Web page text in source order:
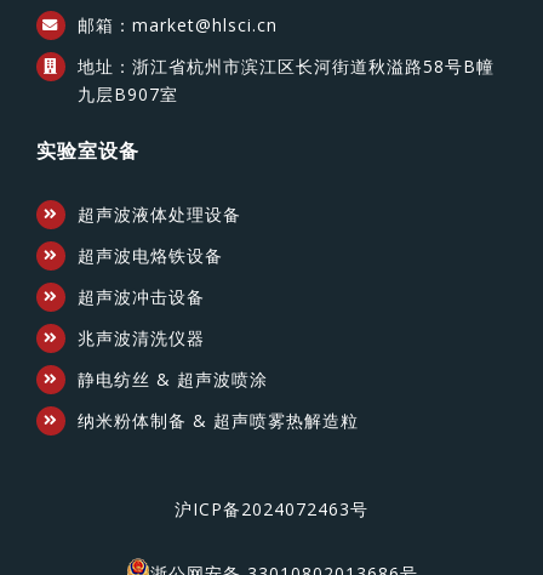
邮箱：market@hlsci.cn
地址：浙江省杭州市滨江区长河街道秋溢路58号B幢
九层B907室
实验室设备
超声波液体处理设备
超声波电烙铁设备
超声波冲击设备
兆声波清洗仪器
静电纺丝 & 超声波喷涂
纳米粉体制备 & 超声喷雾热解造粒
沪ICP备2024072463号